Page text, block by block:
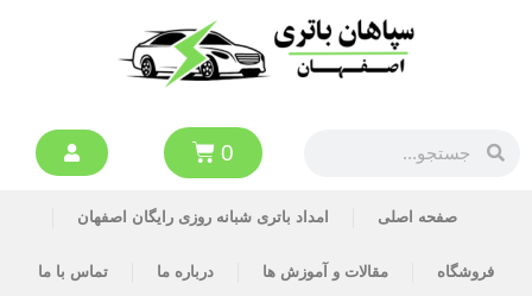
0
صفحه اصلی امداد باتری شبانه روزی رایگان اصفهان
فروشگاه مقالات و آموزش ها درباره ما تماس با ما